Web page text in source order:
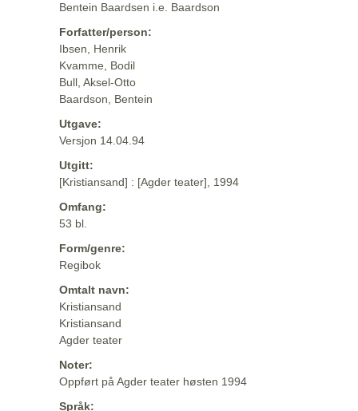
Bentein Baardsen i.e. Baardson
Forfatter/person:
Ibsen, Henrik
Kvamme, Bodil
Bull, Aksel-Otto
Baardson, Bentein
Utgave:
Versjon 14.04.94
Utgitt:
[Kristiansand] : [Agder teater], 1994
Omfang:
53 bl.
Form/genre:
Regibok
Omtalt navn:
Kristiansand
Kristiansand
Agder teater
Noter:
Oppført på Agder teater høsten 1994
Språk: